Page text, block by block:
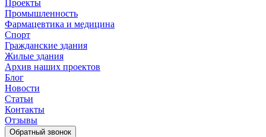
Проекты
Промышленность
Фармацевтика и медицина
Спорт
Гражданские здания
Жилые здания
Архив наших проектов
Блог
Новости
Статьи
Контакты
Отзывы
Обратный звонок